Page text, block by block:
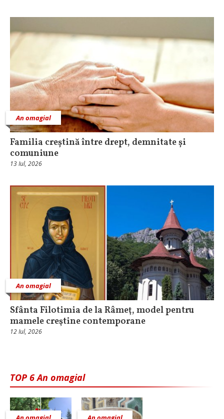
An omagial
Familia creștină între drept, demnitate și
comuniune
13 Iul, 2026
An omagial
Sfânta Filotimia de la Râmeţ, model pentru
mamele creştine contemporane
12 Iul, 2026
TOP 6 An omagial